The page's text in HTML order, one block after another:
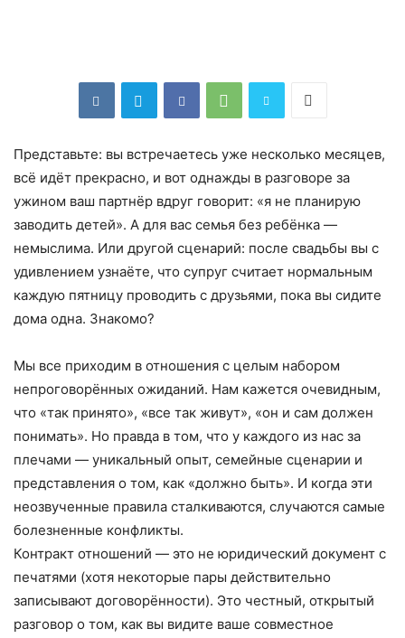
Представьте: вы встречаетесь уже несколько месяцев,
всё идёт прекрасно, и вот однажды в разговоре за
ужином ваш партнёр вдруг говорит: «я не планирую
заводить детей». А для вас семья без ребёнка —
немыслима. Или другой сценарий: после свадьбы вы с
удивлением узнаёте, что супруг считает нормальным
каждую пятницу проводить с друзьями, пока вы сидите
дома одна. Знакомо?
Мы все приходим в отношения с целым набором
непроговорённых ожиданий. Нам кажется очевидным,
что «так принято», «все так живут», «он и сам должен
понимать». Но правда в том, что у каждого из нас за
плечами — уникальный опыт, семейные сценарии и
представления о том, как «должно быть». И когда эти
неозвученные правила сталкиваются, случаются самые
болезненные конфликты.
Контракт отношений — это не юридический документ с
печатями (хотя некоторые пары действительно
записывают договорённости). Это честный, открытый
разговор о том, как вы видите ваше совместное